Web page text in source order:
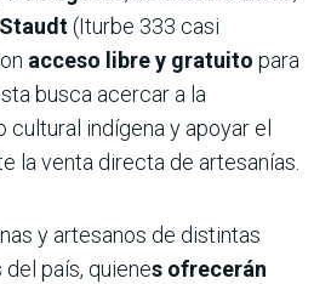
(Iturbe 333 casi
acceso libre y gratuito para
busca acercar a la
cultural indígena y apoyar el
la venta directa de artesanías.
y artesanos de distintas
país, quienes ofrecerán